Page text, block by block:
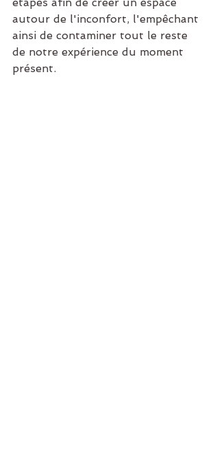
autour de l'inconfort, l'empêchant
ainsi de contaminer tout le reste
de notre expérience du moment
présent.